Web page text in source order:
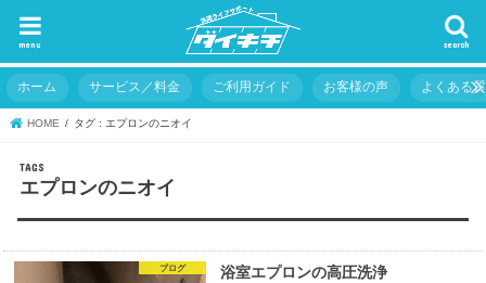
search
menu
ホーム サービス／料金 ご利用ガイド お客様の声 よくある
HOME タグ : エプロンのニオイ
エプロンのニオイ
ブログ 浴室エプロンの高圧洗浄